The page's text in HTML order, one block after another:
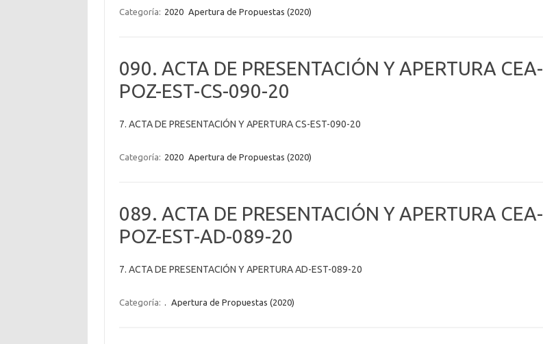
Categoría: 2020 Apertura de Propuestas (2020)
090. ACTA DE PRESENTACIÓN Y APERTURA CEA-
POZ-EST-CS-090-20
7. ACTA DE PRESENTACIÓN Y APERTURA CS-EST-090-20
Categoría: 2020 Apertura de Propuestas (2020)
089. ACTA DE PRESENTACIÓN Y APERTURA CEA-
POZ-EST-AD-089-20
7. ACTA DE PRESENTACIÓN Y APERTURA AD-EST-089-20
Categoría: . Apertura de Propuestas (2020)